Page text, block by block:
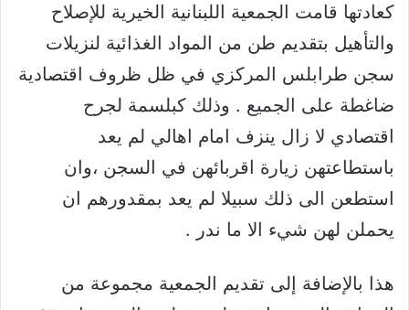
كعادتها قامت الجمعية اللبنانية الخيرية للإصلاح
والتأهيل بتقديم طن من المواد الغذائية لنزيلات
سجن طرابلس المركزي في ظل ظروف اقتصادية
ضاغطة على الجميع . وذلك كبلسمة لجرح
اقتصادي لا زال ينزف امام اهالي لم يعد
باستطاعتهن زيارة اقربائهن في السجن ،وان
استطعن الى ذلك سبيلا لم يعد بمقدورهم ان
يحملن لهن شيء الا ما ندر .
هذا بالإضافة إلى تقديم الجمعية مجموعة من